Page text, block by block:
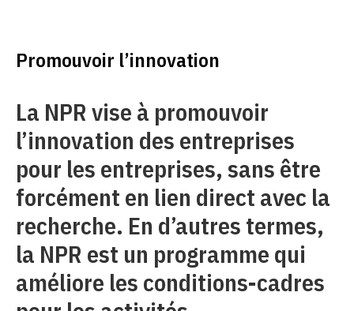
Promouvoir l’innovation
La NPR vise à promouvoir
l’innovation des entreprises
pour les entreprises, sans être
forcément en lien direct avec la
recherche. En d’autres termes,
la NPR est un programme qui
améliore les conditions-cadres